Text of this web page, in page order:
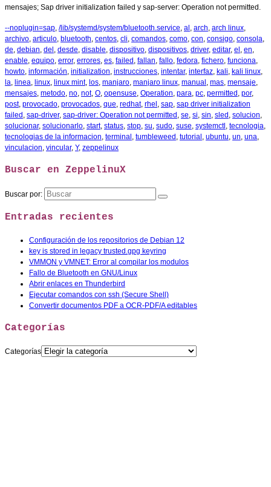
mensajes; Sap driver initialization failed y sap-server: Operation not permitted.
--noplugin=sap, /lib/systemd/system/bluetooth.service, al , arch, arch linux,
archivo, articulo, bluetooth, centos, cli, comandos, como, con, consigo, consola,
de, debian, del , desde, disable, dispositivo, dispositivos, driver, editar, el , en,
enable, equipo, error, errores, es, failed , fallan, fallo, fedora, fichero, funciona,
howto, información, initialization, instrucciones, intentar, interfaz, kali, kali linux,
la, linea, linux, linux mint, los, manjaro, manjaro linux, manual , mas, mensaje,
mensajes, metodo, no, not, O, opensuse, Operation, para, pc, permitted , por,
post, provocado, provocados, que, redhat, rhel , sap, sap driver initialization
failed , sap-driver, sap-driver: Operation not permitted , se, si, sin, sled , solucion,
solucionar, solucionarlo, start, status, stop, su, sudo, suse, systemctl , tecnologia,
tecnologias de la informacion, terminal , tumbleweed , tutorial , ubuntu, un, una,
vinculacion, vincular, Y, zeppelinux
Buscar en ZeppelinuX
Buscar por:
Entradas recientes
Configuración de los repositorios de Debian 12
key is stored in legacy trusted.gpg keyring
VMMON y VMNET: Error al compilar los modulos
Fallo de Bluetooth en GNU/Linux
Abrir enlaces en Thunderbird
Ejecutar comandos con ssh (Secure Shell)
Convertir documentos PDF a OCR-PDF/A editables
Categorías
Categorías